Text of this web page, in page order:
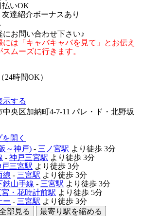
払いOK
達紹介ボーナスあり
にお問い合わせ下さい♪
は「キャバキャバを見て」とお伝え
ムーズに行きます。
24時間OK）
示する
央区加納町4-7-11 パレ・ド・北野坂
開く
～神戸) - 三ノ宮駅 より徒歩 3分
- 神戸三宮駅 より徒歩 3分
戸三宮駅 より徒歩 3分
線 - 三宮駅 より徒歩 3分
鉄山手線 - 三宮駅 より徒歩 3分
宮・花時計前駅 より徒歩 5分
ー - 三宮駅 より徒歩 3分
部見る
最寄り駅を縮める